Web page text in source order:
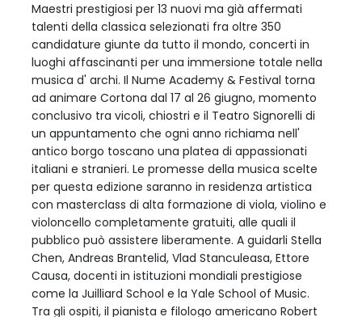
Maestri prestigiosi per 13 nuovi ma già affermati
talenti della classica selezionati fra oltre 350
candidature giunte da tutto il mondo, concerti in
luoghi affascinanti per una immersione totale nella
musica d' archi. Il Nume Academy & Festival torna
ad animare Cortona dal 17 al 26 giugno, momento
conclusivo tra vicoli, chiostri e il Teatro Signorelli di
un appuntamento che ogni anno richiama nell'
antico borgo toscano una platea di appassionati
italiani e stranieri. Le promesse della musica scelte
per questa edizione saranno in residenza artistica
con masterclass di alta formazione di viola, violino e
violoncello completamente gratuiti, alle quali il
pubblico può assistere liberamente. A guidarli Stella
Chen, Andreas Brantelid, Vlad Stanculeasa, Ettore
Causa, docenti in istituzioni mondiali prestigiose
come la Juilliard School e la Yale School of Music.
Tra gli ospiti, il pianista e filologo americano Robert